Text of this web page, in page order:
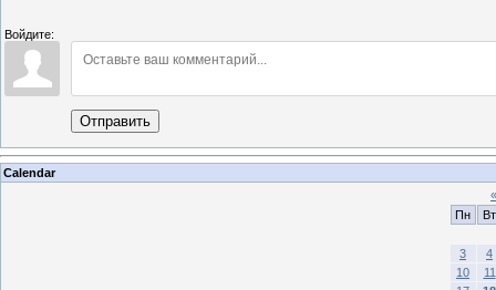
Войдите:
Отправить
Calendar
«
Пн
Вт
3
4
10
11